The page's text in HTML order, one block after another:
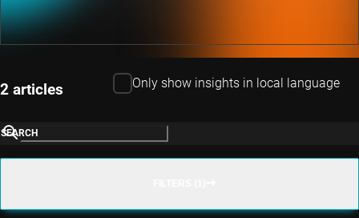
2 articles Only show insights in local language
SEARCH